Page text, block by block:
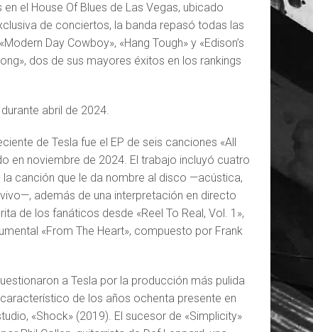
el House Of Blues de Las Vegas, ubicado
de conciertos, la banda repasó todas las
Day Cowboy», «Hang Tough» y «Edison’s
dos de sus mayores éxitos en los rankings
abril de 2024.
de Tesla fue el EP de seis canciones «All
en noviembre de 2024. El trabajo incluyó cuatro
canción que le da nombre al disco —acústica,
además de una interpretación en directo
de los fanáticos desde «Reel To Real, Vol. 1»,
«From The Heart», compuesto por Frank
a Tesla por la producción más pulida
de los años ochenta presente en
«Shock» (2019). El sucesor de «Simplicity»